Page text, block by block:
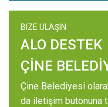
BIZE ULAŞIN
ALO DESTEK
ÇİNE
Çine Belediyesi
da iletişim butonuna